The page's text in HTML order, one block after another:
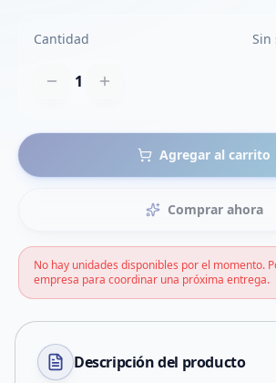
Cantidad Sin
1
Agregar al carrito
Comprar ahora
No hay unidades disponibles por el momento.
empresa para coordinar una próxima entrega.
Descripción del producto